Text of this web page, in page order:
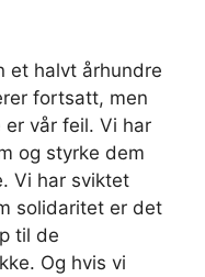
et halvt århundre
fortsatt, men
vår feil. Vi har
og styrke dem
Vi har sviktet
solidaritet er det
til de
Og hvis vi